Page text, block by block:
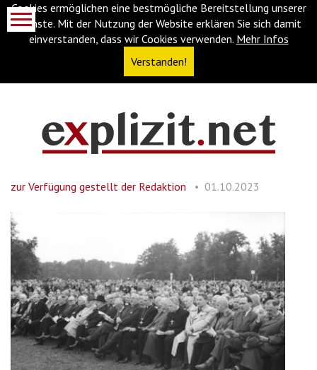
Cookies ermöglichen eine bestmögliche Bereitstellung unserer
Dienste. Mit der Nutzung der Website erklären Sie sich damit
einverstanden, dass wir Cookies verwenden. Mehr Infos
Verstanden!
(Accesskey
Navigation
springen
(Accesskey
Zur
Suche
springen
(Accesskey
'2')
zur Verfügung gestellt der Redaktion 01.10.2023